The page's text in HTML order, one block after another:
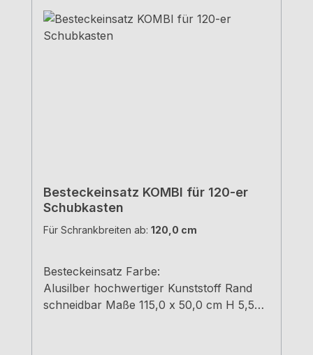
Besteckeinsatz KOMBI für 120-er
Schubkasten
Für Schrankbreiten ab: 120,0 cm
Besteckeinsatz Farbe:
Alusilber hochwertiger Kunststoff Rand
schneidbar Maße 115,0 x 50,0 cm H 5,5